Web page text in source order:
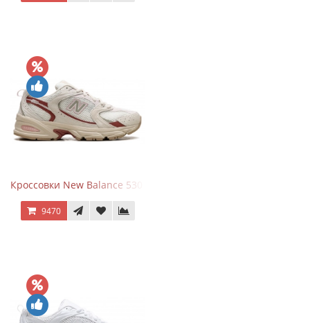
Кроссовки New Balance 530 Festival Pack Clay
9470